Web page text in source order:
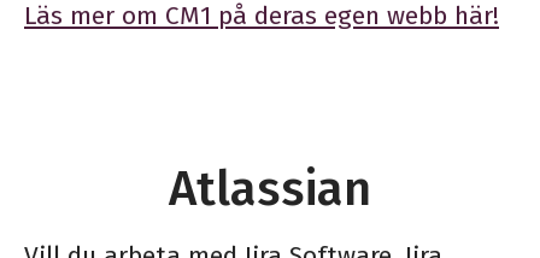
Läs mer om CM1 på deras egen webb här!
Atlassian